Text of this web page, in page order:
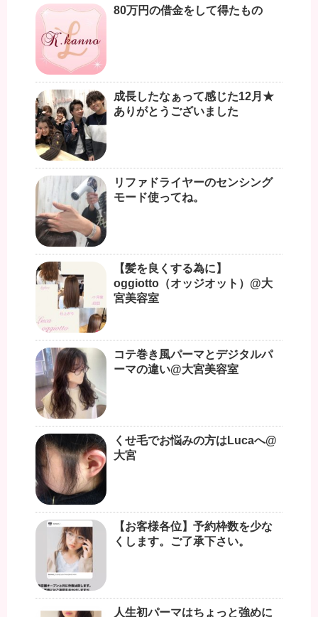
80万円の借金をして得たもの
成長したなぁって感じた12月★
ありがとうございました
リファドライヤーのセンシング
モード使ってね。
【髪を良くする為に】
oggiotto（オッジオット）@大
宮美容室
コテ巻き風パーマとデジタルパ
ーマの違い@大宮美容室
くせ毛でお悩みの方はLucaへ@
大宮
【お客様各位】予約枠数を少な
くします。ご了承下さい。
人生初パーマはちょっと強めに